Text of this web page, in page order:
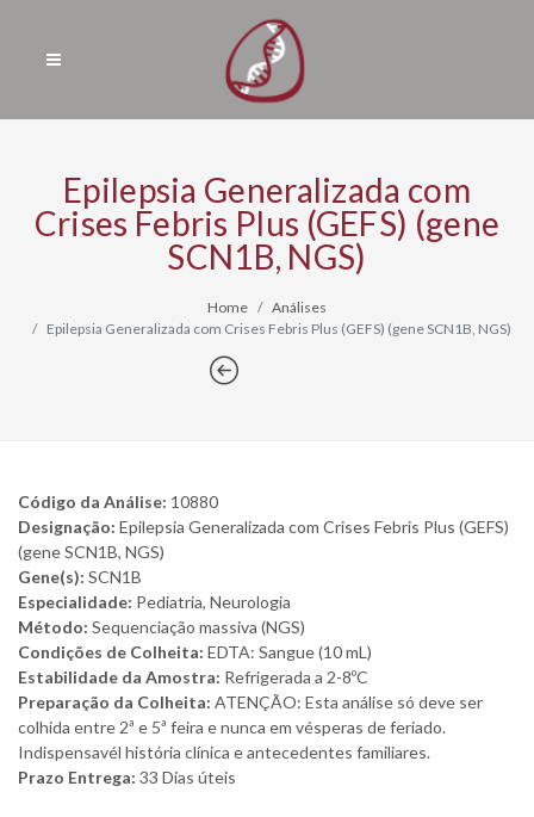
Epilepsia Generalizada com
Crises Febris Plus (GEFS) (gene
SCN1B, NGS)
Home
Análises
Epilepsia Generalizada com Crises Febris Plus (GEFS) (gene SCN1B, NGS)
Código da Análise: 10880
Designação: Epilepsia Generalizada com Crises Febris Plus (GEFS)
(gene SCN1B, NGS)
Gene(s): SCN1B
Especialidade: Pediatria, Neurologia
Método: Sequenciação massiva (NGS)
Condições de Colheita: EDTA: Sangue (10 mL)
Estabilidade da Amostra: Refrigerada a 2-8ºC
Preparação da Colheita: ATENÇÃO: Esta análise só deve ser
colhida entre 2ª e 5ª feira e nunca em vésperas de feriado.
Indispensavél história clínica e antecedentes familiares.
Prazo Entrega: 33 Dias úteis